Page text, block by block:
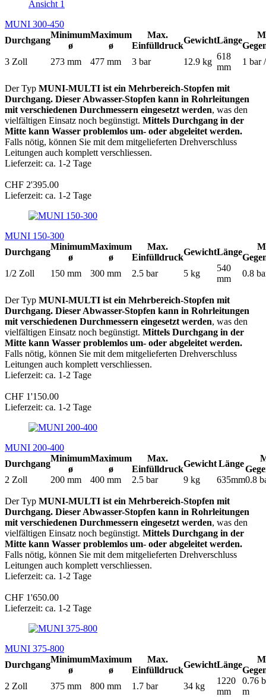
MUNI 300-450
Durchgang
Minimum
ø
Maximum
ø
Max.
Einfülldruck
GewichtLänge
3 Zoll
273 mm 477 mm 3 bar 12.9 kg
618
mm
1 bar
Der Typ MUNI-MULTI ist ein Mehrbereich-Stopfen mit
Durchgang. Dieser Abwasser-Stopfen kann in Rohrleitungen
mit verschiedenen Durchmessern eingesetzt werden, was den
vielfältigen Einsatz noch begünstigt. Mittels Durchgang in der
Mitte kann Wasser problemlos um- oder abgeleitet werden.
Falls nötig, können Sie mit dem mitgelieferten Drehverschluss
Leitungen auch komplett verschliessen.
Lieferzeit: ca. 1-2 Tage
CHF 2'395.00
Lieferzeit: ca. 1-2 Tage
MUNI 150-300
Durchgang
Minimum
ø
Maximum
ø
Max.
Einfülldruck
GewichtLänge
1/2 Zoll
150 mm 300 mm 2.5 bar 5 kg
540
mm
0.8
Der Typ MUNI-MULTI ist ein Mehrbereich-Stopfen mit
Durchgang. Dieser Abwasser-Stopfen kann in Rohrleitungen
mit verschiedenen Durchmessern eingesetzt werden, was den
vielfältigen Einsatz noch begünstigt. Mittels Durchgang in der
Mitte kann Wasser problemlos um- oder abgeleitet werden.
Falls nötig, können Sie mit dem mitgelieferten Drehverschluss
Leitungen auch komplett verschliessen.
Lieferzeit: ca. 1-2 Tage
CHF 1'150.00
Lieferzeit: ca. 1-2 Tage
MUNI 200-400
Durchgang
Minimum
ø
Maximum
ø
Max.
Einfülldruck
GewichtLänge
2 Zoll
200 mm 400 mm 2.5 bar 9 kg 635mm0.8
Der Typ MUNI-MULTI ist ein Mehrbereich-Stopfen mit
Durchgang. Dieser Abwasser-Stopfen kann in Rohrleitungen
mit verschiedenen Durchmessern eingesetzt werden, was den
vielfältigen Einsatz noch begünstigt. Mittels Durchgang in der
Mitte kann Wasser problemlos um- oder abgeleitet werden.
Falls nötig, können Sie mit dem mitgelieferten Drehverschluss
Leitungen auch komplett verschliessen.
Lieferzeit: ca. 1-2 Tage
CHF 1'650.00
Lieferzeit: ca. 1-2 Tage
MUNI 375-800
Durchgang
Minimum
ø
Maximum
ø
Max.
Einfülldruck
GewichtLänge
2 Zoll
375 mm 800 mm 1.7 bar 34 kg
1220
mm
0.76
m